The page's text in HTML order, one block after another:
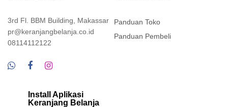
3rd Fl. BBM Building, Makassar
pr@keranjangbelanja.co.id
08114112122
Panduan Toko
Panduan Pembeli
Install Aplikasi
Keranjang Belanja